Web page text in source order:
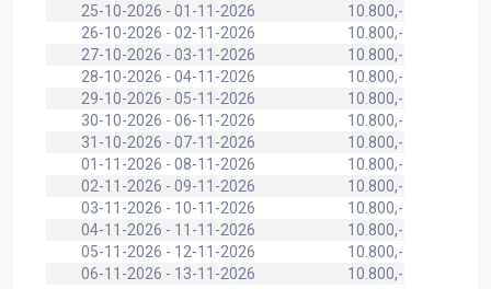
25-10-2026 - 01-11-2026
10.800,-
26-10-2026 - 02-11-2026
10.800,-
27-10-2026 - 03-11-2026
10.800,-
28-10-2026 - 04-11-2026
10.800,-
29-10-2026 - 05-11-2026
10.800,-
30-10-2026 - 06-11-2026
10.800,-
31-10-2026 - 07-11-2026
10.800,-
01-11-2026 - 08-11-2026
10.800,-
02-11-2026 - 09-11-2026
10.800,-
03-11-2026 - 10-11-2026
10.800,-
04-11-2026 - 11-11-2026
10.800,-
05-11-2026 - 12-11-2026
10.800,-
06-11-2026 - 13-11-2026
10.800,-